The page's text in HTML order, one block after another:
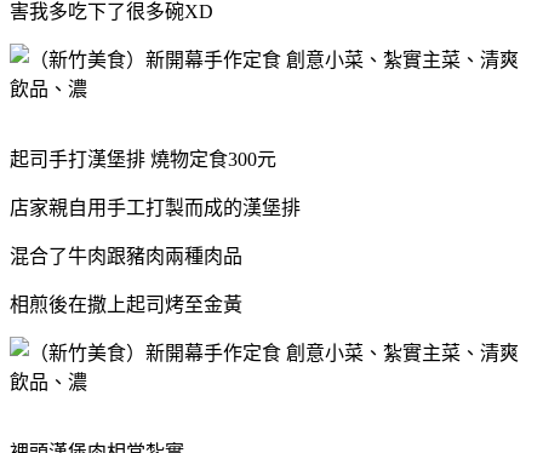
害我多吃下了很多碗XD
起司手打漢堡排 燒物定食300元
店家親自用手工打製而成的漢堡排
混合了牛肉跟豬肉兩種肉品
相煎後在撒上起司烤至金黃